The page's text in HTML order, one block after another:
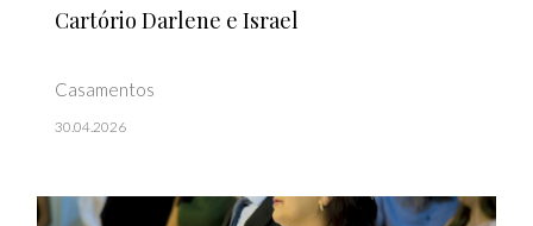
Cartório Darlene e Israel
Casamentos
30.04.2026